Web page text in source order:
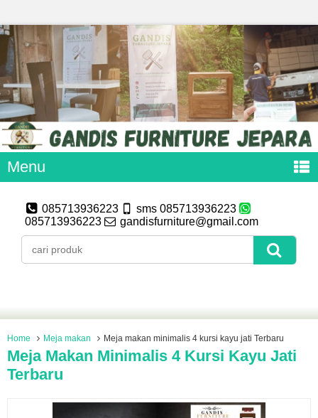
Menu
085713936223
sms 085713936223
085713936223
gandisfurniture@gmail.com
Home Meja makan Meja makan minimalis 4 kursi kayu jati Terbaru
Meja Makan Minimalis 4 Kursi Kayu Jati
Terbaru